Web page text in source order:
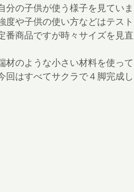
分の子供が使う様子を見ていま
度や子供の使い方などはテスト
番商品ですが時々サイズを見
材のような小さい材料を使っ
回はすべてサクラで４脚完成し